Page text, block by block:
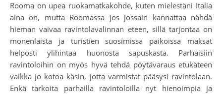
Rooma on upea ruokamatkakohde, kuten mielestäni Italia
aina on, mutta Roomassa jos jossain kannattaa nähdä
hieman vaivaa ravintolavalinnan eteen, sillä tarjontaa on
monenlaista ja turistien suosimissa paikoissa maksat
helposti ylihintaa huonosta sapuskasta. Parhaisiin
ravintoloihin on myös hyvä tehdä pöytävaraus etukäteen
vaikka jo kotoa käsin, jotta varmistat pääsysi ravintolaan.
Enkä tarkoita parhailla ravintoloilla nyt hienoimpia ja